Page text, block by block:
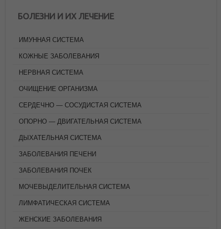
БОЛЕЗНИ И ИХ ЛЕЧЕНИЕ
ИМУННАЯ СИСТЕМА
КОЖНЫЕ ЗАБОЛЕВАНИЯ
НЕРВНАЯ СИСТЕМА
ОЧИЩЕНИЕ ОРГАНИЗМА
СЕРДЕЧНО — СОСУДИСТАЯ СИСТЕМА
ОПОРНО — ДВИГАТЕЛЬНАЯ СИСТЕМА
ДЫХАТЕЛЬНАЯ СИСТЕМА
ЗАБОЛЕВАНИЯ ПЕЧЕНИ
ЗАБОЛЕВАНИЯ ПОЧЕК
МОЧЕВЫДЕЛИТЕЛЬНАЯ СИСТЕМА
ЛИМФАТИЧЕСКАЯ СИСТЕМА
ЖЕНСКИЕ ЗАБОЛЕВАНИЯ